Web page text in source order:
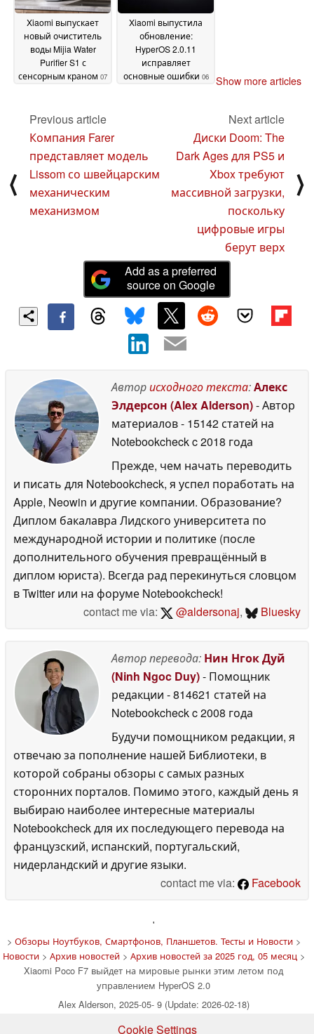
Xiaomi выпускает
новый очиститель
воды Mijia Water
Purifier S1 с
сенсорным краном 07
Xiaomi выпустила
обновление:
HyperOS 2.0.11
исправляет
основные ошибки 06
Show more articles
⟨
Previous article
Компания Farer
представляет модель
Lissom со швейцарским
механическим
механизмом
Next article
Диски Doom: The
Dark Ages для PS5 и
Xbox требуют
массивной загрузки,
поскольку
цифровые игры
берут верх
⟩
Add as a preferred
source on Google
Авторисходного текста:Алекс
Элдерсон (Alex Alderson)- Автор
материалов- 15142 статей на
Notebookcheckc 2018 года
Прежде, чем начать переводить
и писать для Notebookcheck, я успел поработать на
Apple, Neowin и другие компании. Образование?
Диплом бакалавра Лидского университета по
международной истории и политике (после
дополнительного обучения превращённый в
диплом юриста). Всегда рад перекинуться словцом
в Twitter или на форуме Notebookcheck!
contact me via:
@aldersonaj, Bluesky
Автор перевода: Нин Нгок Дуй
(Ninh Ngoc Duy)- Помощник
редакции - 814621 статей на
Notebookcheckc 2008 года
Будучи помощником редакции, я
отвечаю за пополнение нашей Библиотеки, в
которой собраны обзоры с самых разных
сторонних порталов. Помимо этого, каждый день я
выбираю наиболее интересные материалы
Notebookcheck для их последующего перевода на
французский, испанский, португальский,
нидерландский и другие языки.
contact me via:
Facebook
'
> Обзоры Ноутбуков, Смартфонов, Планшетов. Тесты и Новости>
Новости> Архив новостей> Архив новостей за 2025 год, 05 месяц >
Xiaomi Poco F7 выйдет на мировые рынки этим летом под
управлением HyperOS 2.0
Alex Alderson, 2025-05- 9 (Update: 2026-02-18)
Cookie Settings